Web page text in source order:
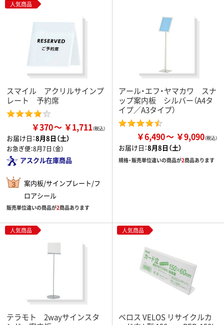
人気商品
スマイル アクリルサインプ
レート 予約席
￥370 ￥1,711
お届け日：8月8日（土）
お急ぎ便：8月7日（金）
アスクル在庫商品
案内板/サインプレート/フ
ロアシール
販売単位違いの商品が2商品あります
アール・エフ・ヤマカワ スナ
ップ案内板 シルバー（A4タ
イプ／A3タイプ）
￥6,490 ￥9,090
お届け日：8月8日（土）
規格・販売単位違いの商品が2商品あります
人気商品
テラモト 2wayサインスタ
人気商品
ベロス VELOS リサイクルカ